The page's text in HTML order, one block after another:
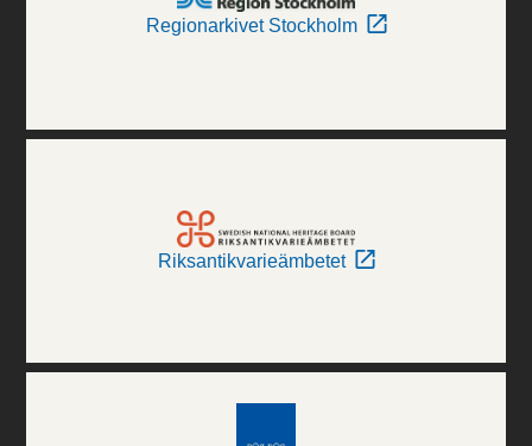
Regionarkivet Stockholm
Riksantikvarieämbetet